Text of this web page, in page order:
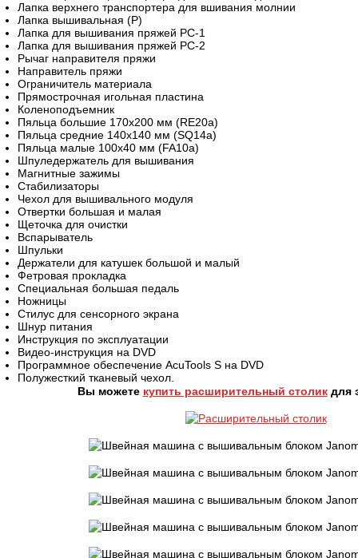
Лапка верхнего транспортера для вшивания молнии
Лапка вышивальная (P)
Лапка для вышивания пряжей PC-1
Лапка для вышивания пряжей PC-2
Рычаг направителя пряжи
Направитель пряжи
Ограничитель материала
Прямострочная игольная пластина
Коленоподъемник
Пяльца большие 170x200 мм (RE20a)
Пяльца средние 140x140 мм (SQ14a)
Пяльца малые 100х40 мм (FA10a)
Шпуледержатель для вышивания
Магнитные зажимы
Стабилизаторы
Чехол для вышивального модуля
Отвертки большая и малая
Щеточка для очистки
Вспарыватель
Шпульки
Держатели для катушек большой и малый
Фетровая прокладка
Специальная большая педаль
Ножницы
Стилус для сенсорного экрана
Шнур питания
Инструкция по эксплуатации
Видео-инструкция на DVD
Программное обеспечение AcuTools S на DVD
Полужесткий тканевый чехол.
Вы можете купить расширительный столикдля